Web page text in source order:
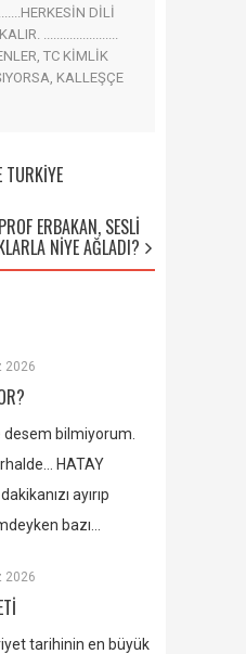
DİLİ
.......................
TC KİMLİK
KALLEŞÇE
TÜRKİYE
ERBAKAN, SESLİ
NİYE AĞLADI?
2026
desem bilmiyorum.
HATAY
ayırıp
bazı…
2026
tarihinin en büyük